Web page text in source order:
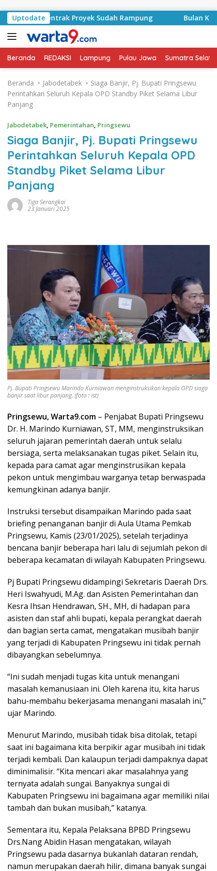
Uptodate
Kontrak Proyek Sudah Rampung Bulan
Beranda REDAKSI Lampung Pulau Jawa Sumatra
Beranda Jabodetabek
Siaga Banjir, Pj. Bupati Pringsewu
Perintahkan Seluruh Kepala OPD Standby Piket Selama Libur
Panjang
Jabodetabek, Pemerintahan, Pringsewu
Siaga Banjir, Pj. Bupati Pringsewu
Perintahkan Seluruh Kepala OPD
Standby Piket Selama Libur
Panjang
Tiga Serangkai
23 Januari 2025
Pj. Bupati Pringsewu Marindo Kurniawan menginstruksikan kepala OPD siaga
banjir saat libur panjang. (foto : ist)
Pringsewu, Warta9.com – Penjabat Bupati Pringsewu
Dr. H. Marindo Kurniawan, ST, MM, menginstruksikan
seluruh jajaran pemerintah daerah untuk selalu
bersiaga, serta melaksanakan tugas piket. Selain itu,
kepada para camat agar menginstrusikan kepala
pekon untuk mengimbau warganya tetap berwaspada
kemungkinan adanya banjir.
Instruksi tersebut disampaikan Marindo pada saat
briefing penanganan banjir di Aula Utama Pemkab
Pringsewu, Kamis (23/01/2025), setelah terjadinya
bencana banjir beberapa hari lalu di sejumlah pekon di
beberapa kecamatan di wilayah Kabupaten Pringsewu.
Pj Bupati Pringsewu didampingi Sekretaris Daerah Drs.
Heri Iswahyudi, M.Ag. dan Asisten Pemerintahan dan
Kesra Ihsan Hendrawan, SH., MH, di hadapan para
asisten dan staf ahli bupati, kepala perangkat daerah
dan bagian serta camat, mengatakan musibah banjir
yang terjadi di Kabupaten Pringsewu ini tidak pernah
dibayangkan sebelumnya.
“Ini sudah menjadi tugas kita untuk menangani
masalah kemanusiaan ini. Oleh karena itu, kita harus
bahu-membahu bekerjasama menangani masalah ini,”
ujar Marindo.
Menurut Marindo, musibah tidak bisa ditolak, tetapi
saat ini bagaimana kita berpikir agar musibah ini tidak
terjadi kembali. Dan kalaupun terjadi dampaknya dapat
diminimalisir. “Kita mencari akar masalahnya yang
ternyata adalah sungai. Banyaknya sungai di
Kabupaten Pringsewu ini bagaimana agar memiliki nilai
tambah dan bukan musibah,” katanya.
Sementara itu, Kepala Pelaksana BPBD Pringsewu
Drs.Nang Abidin Hasan mengatakan, wilayah
Pringsewu pada dasarnya bukanlah dataran rendah,
namun merupakan daerah hilir, dimana banyak sungai